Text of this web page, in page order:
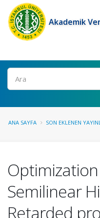
Akademik
Ara
ANA SAYFA SON EKLENEN
Semilinear
Retarded